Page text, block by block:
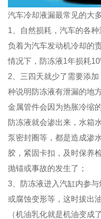
汽车冷却液漏最常见的大
1、自然损耗，汽车的各
负着为汽车发动机冷却的
情况下，防冻液1年损耗
2、三四天就少了需要添
种说明防冻液有泄漏的地
金属管件会因为热胀冷缩
防冻液就会渗出来，水箱
泵密封圈等，都是造成渗
胶，紧固卡扣，及时保养
抛锚或事故的发生了；
3、防冻液进入汽缸内参
或腐蚀变形等，这时拔出
（机油乳化就是机油变成